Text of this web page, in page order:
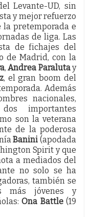
Levante-UD, sin
y mejor refuerzo
pretemporada e
de liga. Las
de fichajes del
de Madrid, con la
, Andrea Paralutay
, el gran boom del
Además
nacionales,
importantes
son la veterana
de la poderosa
Banini (apodada
Spirit y que
a mediados del
no solo se ha
también se
más jóvenes y
Ona Battle(19